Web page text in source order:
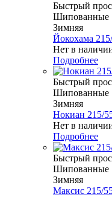
Быстрый
Шипованные
Зимняя
Йокохама
Нет в
Подробнее
Быстрый
Шипованные
Зимняя
Нокиан 215/
Нет в
Подробнее
Быстрый
Шипованные
Зимняя
Максис 215/